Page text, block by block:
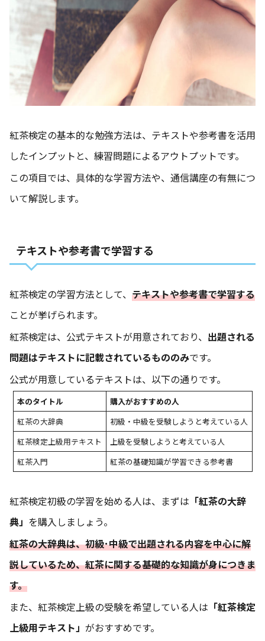
紅茶検定の基本的な勉強方法は、テキストや参考書を活用
したインプットと、練習問題によるアウトプットです。
この項目では、具体的な学習方法や、通信講座の有無につ
いて解説します。
テキストや参考書で学習する
紅茶検定の学習方法として、 テキストや参考書で学習する
ことが挙げられます。
紅茶検定は、公式テキストが用意されており、 出題される
問題はテキストに記載されているもののみです。
公式が用意しているテキストは、以下の通りです。
本のタイトル
購入がおすすめの人
紅茶の大辞典
初級・中級を受験しようと考えている人
紅茶検定上級用テキスト
上級を受験しようと考えている人
紅茶入門
紅茶の基礎知識が学習できる参考書
紅茶検定初級の学習を始める人は、まずは 「紅茶の大辞
典」 を購入しましょう。
紅茶の大辞典は、初級･中級で出題される内容を中心に解
説しているため、紅茶に関する基礎的な知識が身につきま
す。
また、紅茶検定上級の受験を希望している人は 「紅茶検定
上級用テキスト」 がおすすめです。